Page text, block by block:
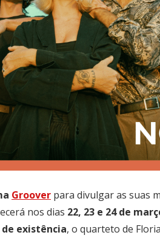
Groover para divulgar as suas
nos dias 22, 23 e 24 de
existência, o quarteto de